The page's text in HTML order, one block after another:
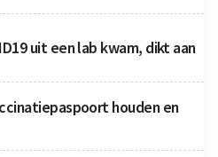
uit een lab kwam, dikt aan
houden en